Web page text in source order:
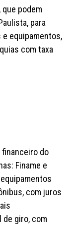
podem
para
equipamentos,
com taxa
financeiro do
Finame e
equipamentos
com juros
de giro, com